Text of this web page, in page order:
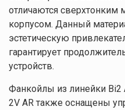
отличаются
корпусом. Данный
эстетическую
гарантирует
устройств.
Фанкойлы из линейки Bi2
2V AR также оснащены